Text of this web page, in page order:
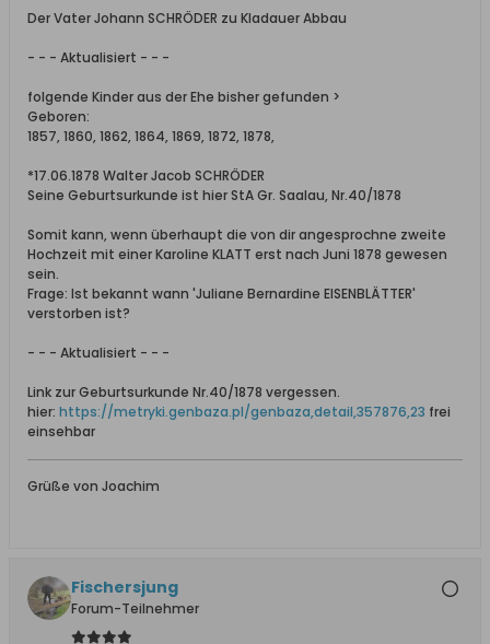
Der Vater Johann SCHRÖDER zu Kladauer Abbau
- - - Aktualisiert - - -
folgende Kinder aus der Ehe bisher gefunden >
Geboren:
1857, 1860, 1862, 1864, 1869, 1872, 1878,
*17.06.1878 Walter Jacob SCHRÖDER
Seine Geburtsurkunde ist hier StA Gr. Saalau, Nr.40/1878
Somit kann, wenn überhaupt die von dir angesprochne zweite
Hochzeit mit einer Karoline KLATT erst nach Juni 1878 gewesen
sein.
Frage: Ist bekannt wann 'Juliane Bernardine EISENBLÄTTER'
verstorben ist?
- - - Aktualisiert - - -
Link zur Geburtsurkunde Nr.40/1878 vergessen.
hier: https://metryki.genbaza.pl/genbaza,detail,357876,23 frei
einsehbar
Grüße von Joachim
Fischersjung
Forum-Teilnehmer